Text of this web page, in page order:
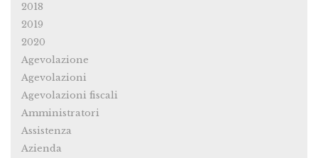
2018
2019
2020
Agevolazione
Agevolazioni
Agevolazioni fiscali
Amministratori
Assistenza
Azienda